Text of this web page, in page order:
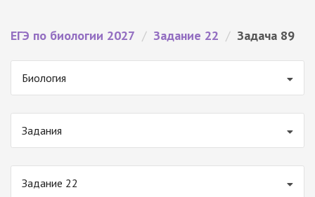
ЕГЭ по биологии 2027 / Задание 22 / Задача 89
Биология
Задания
Задание 22